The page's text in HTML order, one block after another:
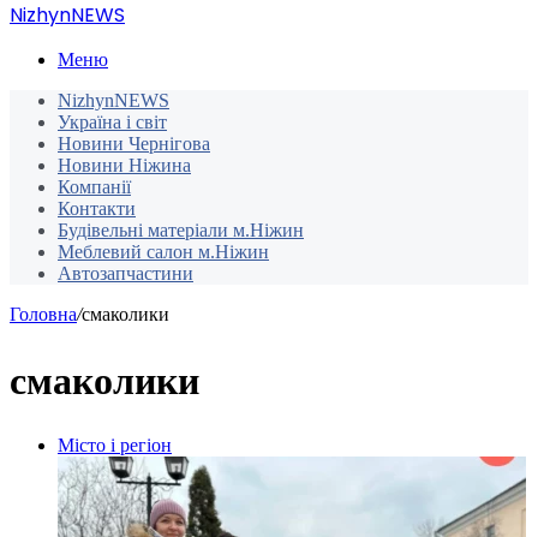
NizhynNEWS
Меню
NizhynNEWS
Україна і світ
Новини Чернігова
Новини Ніжина
Компанії
Контакти
Будівельні матеріали м.Ніжин
Меблевий салон м.Ніжин
Автозапчастини
Головна/смаколики
смаколики
Місто і регіон